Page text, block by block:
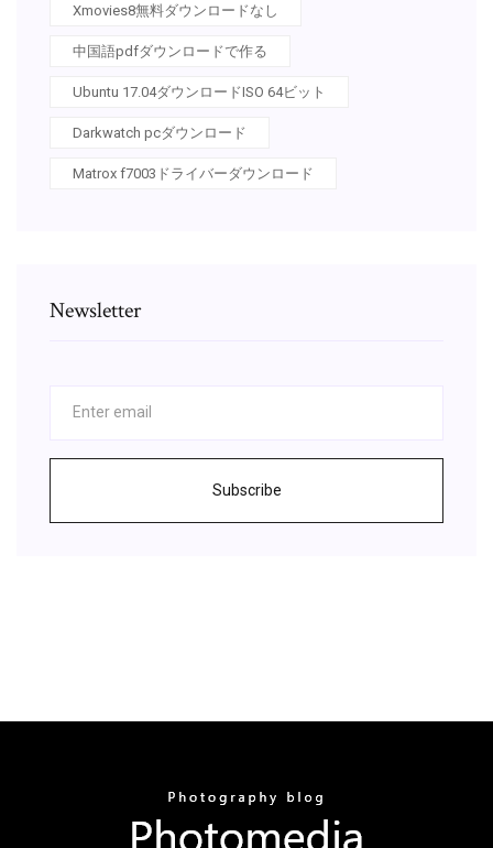
Xmovies8無料ダウンロードなし
中国語pdfダウンロードで作る
Ubuntu 17.04ダウンロードISO 64ビット
Darkwatch pcダウンロード
Matrox f7003ドライバーダウンロード
Newsletter
Subscribe